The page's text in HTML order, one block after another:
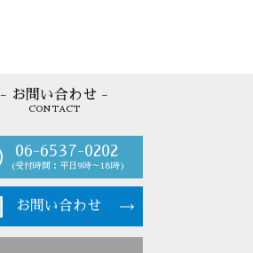
- お問い合わせ -
CONTACT
06-6537-0202
(受付時間：平日9時～18時)
お問い合わせ